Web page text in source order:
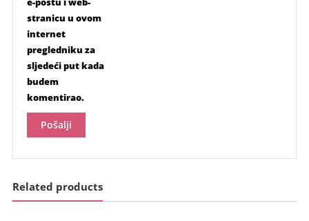
stranicu u ovom
internet
pregledniku za
sljedeći put kada
budem
komentirao.
Related products